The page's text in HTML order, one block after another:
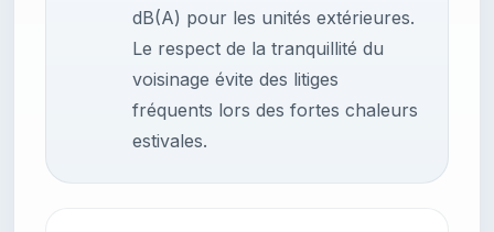
dB(A) pour les unités extérieures.
Le respect de la tranquillité du
voisinage évite des litiges
fréquents lors des fortes chaleurs
estivales.